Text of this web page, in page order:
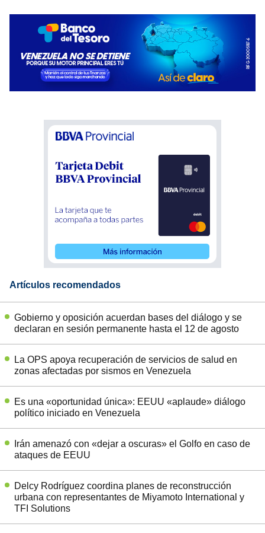
Artículos recomendados
Gobierno y oposición acuerdan bases del diálogo y se
declaran en sesión permanente hasta el 12 de agosto
La OPS apoya recuperación de servicios de salud en
zonas afectadas por sismos en Venezuela
Es una «oportunidad única»: EEUU «aplaude» diálogo
político iniciado en Venezuela
Irán amenazó con «dejar a oscuras» el Golfo en caso de
ataques de EEUU
Delcy Rodríguez coordina planes de reconstrucción
urbana con representantes de Miyamoto International y
TFI Solutions